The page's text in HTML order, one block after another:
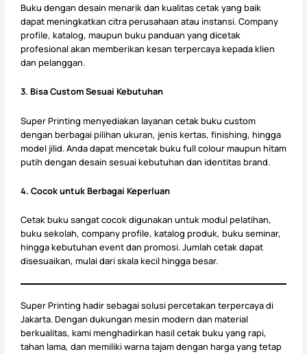
Buku dengan desain menarik dan kualitas cetak yang baik
dapat meningkatkan citra perusahaan atau instansi. Company
profile, katalog, maupun buku panduan yang dicetak
profesional akan memberikan kesan terpercaya kepada klien
dan pelanggan.
3. Bisa Custom Sesuai Kebutuhan
Super Printing menyediakan layanan cetak buku custom
dengan berbagai pilihan ukuran, jenis kertas, finishing, hingga
model jilid. Anda dapat mencetak buku full colour maupun hitam
putih dengan desain sesuai kebutuhan dan identitas brand.
4. Cocok untuk Berbagai Keperluan
Cetak buku sangat cocok digunakan untuk modul pelatihan,
buku sekolah, company profile, katalog produk, buku seminar,
hingga kebutuhan event dan promosi. Jumlah cetak dapat
disesuaikan, mulai dari skala kecil hingga besar.
Super Printing hadir sebagai solusi percetakan terpercaya di
Jakarta. Dengan dukungan mesin modern dan material
berkualitas, kami menghadirkan hasil cetak buku yang rapi,
tahan lama, dan memiliki warna tajam dengan harga yang tetap